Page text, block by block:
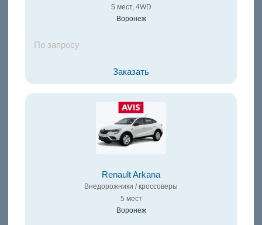
5 мест, 4WD
Воронеж
По запросу
Заказать
Renault Arkana
Внедорожники / кроссоверы
5 мест
Воронеж